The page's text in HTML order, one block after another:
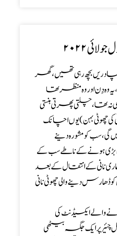
بچھ رہی تھیں،گھر
وہ دِن اور وہ منظر تھا
تھا،چلتی پھرتی ہنستی
کی چھوٹی بہن) یوں اچانک
کو مشورہ دینے
بڑی ہونے کے ناطے سب کے
نانی کے انتقال کے بعد
ڈھارس دینے والی چھوٹی نانی
والے ایکسیڈنٹ کی
ایک جگہ بیٹھی